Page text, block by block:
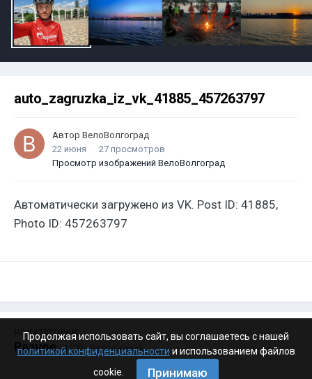
auto_zagruzka_iz_vk_41885_457263797
Автор ВелоВолгоград
22 июня
27 просмотров
Просмотр изображений ВелоВолгоград
Автоматически загружено из VK. Post ID: 41885,
Photo ID: 457263797
ИЗ КАТЕГОРИИ:
Разное · 4 199 изображений
Продолжая использовать сайт, вы соглашаетесь с нашей
политикой конфиденциальности и использованием файлов
cookie.
Принимаю